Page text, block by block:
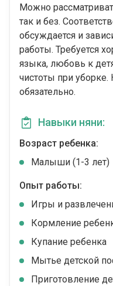
Можно
так и без.
обсуждается и
работы. Требуется
языка, любовь к
чистоты при уборке.
обязательно.
Навыки няни:
Возраст ребенка:
Малыши (1-3 лет)
Опыт работы:
Игры и
Кормление
Купание ребенка
Мытье детской
Приготовление